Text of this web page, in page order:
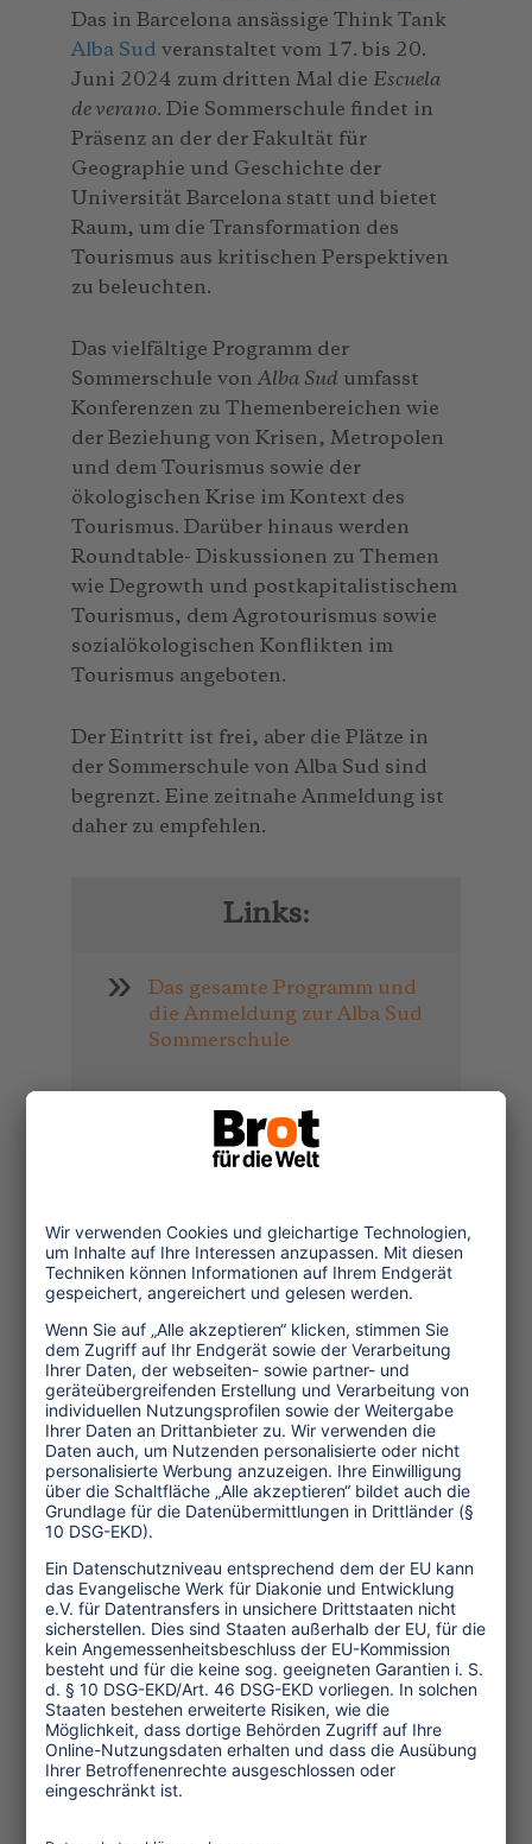
Das in Barcelona ansässige Think Tank
Alba Sud veranstaltet vom 17. bis 20.
Juni 2024 zum dritten Mal die Escuela
de verano. Die Sommerschule findet in
Präsenz an der der Fakultät für
Geographie und Geschichte der
Universität Barcelona statt und bietet
Raum, um die Transformation des
Tourismus aus kritischen Perspektiven
zu beleuchten.
Das vielfältige Programm der
Sommerschule von Alba Sud umfasst
Konferenzen zu Themenbereichen wie
der Beziehung von Krisen, Metropolen
und dem Tourismus sowie der
ökologischen Krise im Kontext des
Tourismus. Darüber hinaus werden
Roundtable- Diskussionen zu Themen
wie Degrowth und postkapitalistischem
Tourismus, dem Agrotourismus sowie
sozialökologischen Konflikten im
Tourismus angeboten.
Der Eintritt ist frei, aber die Plätze in
der Sommerschule von Alba Sud sind
begrenzt. Eine zeitnahe Anmeldung ist
daher zu empfehlen.
Links:
Das gesamte Programm und
die Anmeldung zur Alba Sud
Sommerschule
Themen
Tourismuspolitik
Kultur und Religion
Umwelt und Klima
Wirtschaft
Menschenrechte
Unternehmensverantwortung
Service und Tipps